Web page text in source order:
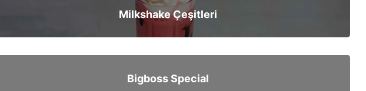
Milkshake Çeşitleri
Bigboss Special